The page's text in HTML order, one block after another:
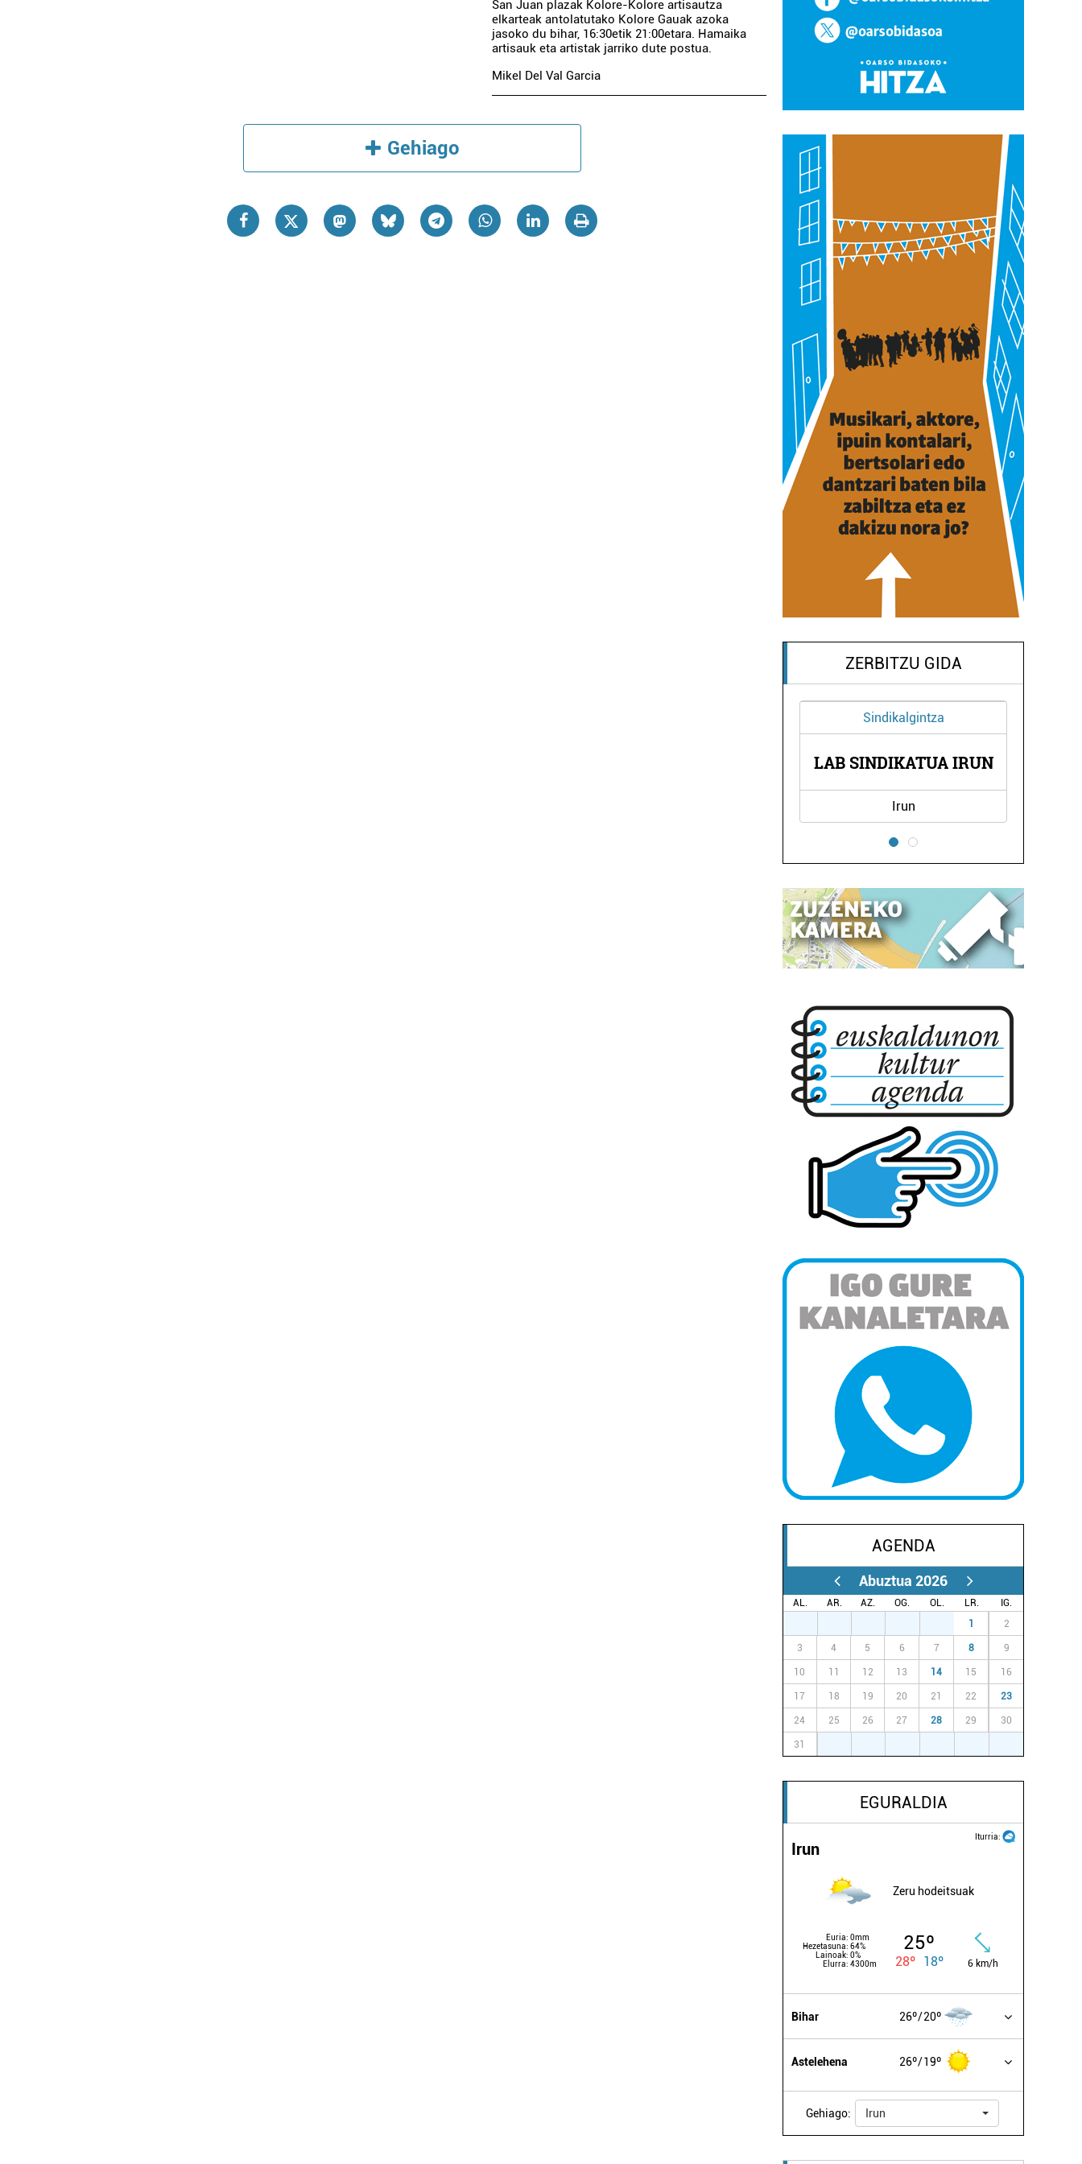
San Juan plazak Kolore-Kolore artisautza
elkarteak antolatutako Kolore Gauak azoka
jasoko du bihar, 16:30etik 21:00etara. Hamaika
artisauk eta artistak jarriko dute postua.
Mikel Del Val Garcia
Gehiago
ZERBITZU GIDA
Sindikalgintza
LAB SINDIKATUA IRUN
Irun
AGENDA
Abuztua 2026
AL. AR. AZ. OG. OL. LR.
IG.
1 2
3 4 5 6 7 8 9
10 11 12 13 14 15 16
17 18 19 20 21 22 23
24 25 26 27 28 29 30
31
EGURALDIA
Iturria:
Irun
Zeru hodeitsuak
Euria: 0mm
Hezetasuna: 64%
Lainoak: 0%
Elurra: 4300m
25º
28º 18º 6 km/h
Bihar 26º 20º
Astelehena 26º 19º
Gehiago: Irun